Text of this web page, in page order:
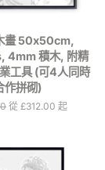
畫 50x50cm,
4mm 積木, 附精
工具 (可4人同時
作拼砌)
從 £312.00 起